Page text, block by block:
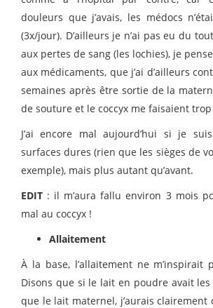
douleurs que j’avais, les médocs
(3x/jour). D’ailleurs je n’ai pas eu du
aux pertes de sang (les lochies), je
aux médicaments, que j’ai d’ailleurs
semaines après être sortie de la
de souture et le coccyx me faisaient
J’ai encore mal aujourd’hui si je
surfaces dures (rien que les sièges de
exemple), mais plus autant qu’avant.
EDIT : il m’aura fallu environ 3 mois
mal au coccyx !
Allaitement
À la base, l’allaitement ne m’inspirait
Disons que si le lait en poudre avait
que le lait maternel, j’aurais clairement